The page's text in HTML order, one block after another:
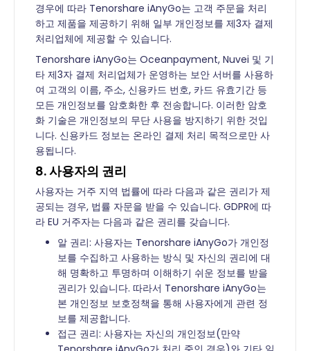
경우에 따라 Tenorshare iAnyGo는 고객 주문을 처리
하고 제품을 제공하기 위해 일부 개인정보를 제3자 결제
처리업체에 제공할 수 있습니다.
Tenorshare iAnyGo는 Oceanpayment, Nuvei 및 기
타 제3자 결제 처리업체가 운영하는 보안 서버를 사용하
여 고객의 이름, 주소, 신용카드 번호, 카드 유효기간 등
모든 개인정보를 암호화한 후 전송합니다. 이러한 암호
화 기술은 개인정보의 무단 사용을 방지하기 위한 것입
니다. 신용카드 정보는 온라인 결제 처리 목적으로만 사
용됩니다.
8. 사용자의 권리
사용자는 거주 지역 법률에 따라 다음과 같은 권리가 제
공되는 경우, 법률 자문을 받을 수 있습니다. GDPR에 따
라 EU 거주자는 다음과 같은 권리를 갖습니다.
알 권리: 사용자는 Tenorshare iAnyGo가 개인정
보를 수집하고 사용하는 방식 및 자신의 권리에 대
해 명확하고 투명하며 이해하기 쉬운 정보를 받을
권리가 있습니다. 따라서 Tenorshare iAnyGo는
본 개인정보 보호정책을 통해 사용자에게 관련 정
보를 제공합니다.
접근 권리: 사용자는 자신의 개인정보(만약